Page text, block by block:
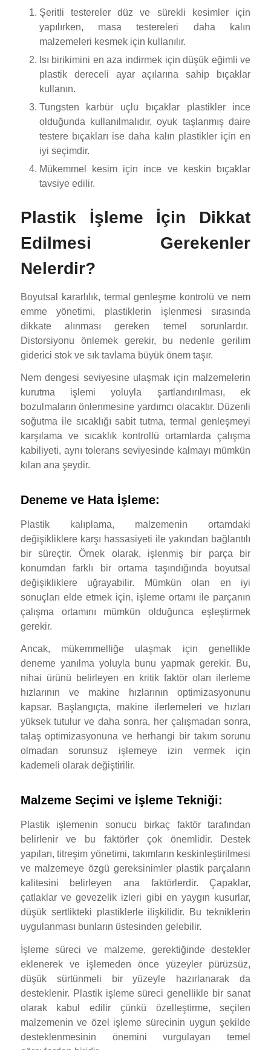
Şeritli testereler düz ve sürekli kesimler için
yapılırken, masa testereleri daha kalın
malzemeleri kesmek için kullanılır.
Isı birikimini en aza indirmek için düşük eğimli ve
plastik dereceli ayar açılarına sahip bıçaklar
kullanın.
Tungsten karbür uçlu bıçaklar plastikler ince
olduğunda kullanılmalıdır, oyuk taşlanmış daire
testere bıçakları ise daha kalın plastikler için en
iyi seçimdir.
Mükemmel kesim için ince ve keskin bıçaklar
tavsiye edilir.
Plastik İşleme İçin Dikkat
Edilmesi Gerekenler
Nelerdir?
Boyutsal kararlılık, termal genleşme kontrolü ve nem
emme yönetimi, plastiklerin işlenmesi sırasında
dikkate alınması gereken temel sorunlardır.
Distorsiyonu önlemek gerekir, bu nedenle gerilim
giderici stok ve sık tavlama büyük önem taşır.
Nem dengesi seviyesine ulaşmak için malzemelerin
kurutma işlemi yoluyla şartlandırılması, ek
bozulmaların önlenmesine yardımcı olacaktır. Düzenli
soğutma ile sıcaklığı sabit tutma, termal genleşmeyi
karşılama ve sıcaklık kontrollü ortamlarda çalışma
kabiliyeti, aynı tolerans seviyesinde kalmayı mümkün
kılan ana şeydir.
Deneme ve Hata İşleme:
Plastik kalıplama, malzemenin ortamdaki
değişikliklere karşı hassasiyeti ile yakından bağlantılı
bir süreçtir. Örnek olarak, işlenmiş bir parça bir
konumdan farklı bir ortama taşındığında boyutsal
değişikliklere uğrayabilir. Mümkün olan en iyi
sonuçları elde etmek için, işleme ortamı ile parçanın
çalışma ortamını mümkün olduğunca eşleştirmek
gerekir.
Ancak, mükemmelliğe ulaşmak için genellikle
deneme yanılma yoluyla bunu yapmak gerekir. Bu,
nihai ürünü belirleyen en kritik faktör olan ilerleme
hızlarının ve makine hızlarının optimizasyonunu
kapsar. Başlangıçta, makine ilerlemeleri ve hızları
yüksek tutulur ve daha sonra, her çalışmadan sonra,
talaş optimizasyonuna ve herhangi bir takım sorunu
olmadan sorunsuz işlemeye izin vermek için
kademeli olarak değiştirilir.
Malzeme Seçimi ve İşleme Tekniği:
Plastik işlemenin sonucu birkaç faktör tarafından
belirlenir ve bu faktörler çok önemlidir. Destek
yapıları, titreşim yönetimi, takımların keskinleştirilmesi
ve malzemeye özgü gereksinimler plastik parçaların
kalitesini belirleyen ana faktörlerdir. Çapaklar,
çatlaklar ve gevezelik izleri gibi en yaygın kusurlar,
düşük sertlikteki plastiklerle ilişkilidir. Bu tekniklerin
uygulanması bunların üstesinden gelebilir.
İşleme süreci ve malzeme, gerektiğinde destekler
eklenerek ve işlemeden önce yüzeyler pürüzsüz,
düşük sürtünmeli bir yüzeyle hazırlanarak da
desteklenir. Plastik işleme süreci genellikle bir sanat
olarak kabul edilir çünkü özelleştirme, seçilen
malzemenin ve özel işleme sürecinin uygun şekilde
desteklenmesinin önemini vurgulayan temel